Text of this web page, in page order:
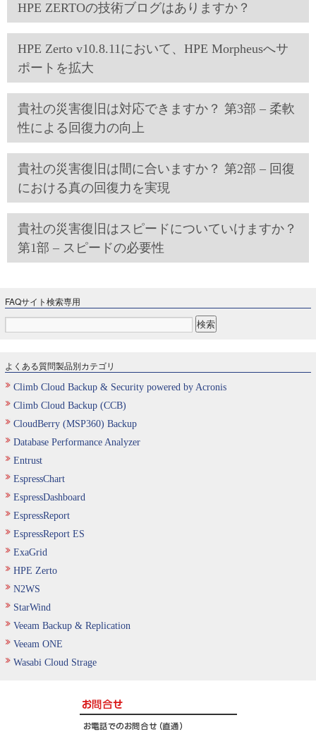
HPE ZERTOの技術ブログはありますか？
HPE Zerto v10.8.11において、HPE Morpheusへサ
ポートを拡大
貴社の災害復旧は対応できますか？ 第3部 – 柔軟
性による回復力の向上
貴社の災害復旧は間に合いますか？ 第2部 – 回復
における真の回復力を実現
貴社の災害復旧はスピードについていけますか？
第1部 – スピードの必要性
FAQサイト検索専用
よくある質問製品別カテゴリ
Climb Cloud Backup & Security powered by Acronis
Climb Cloud Backup (CCB)
CloudBerry (MSP360) Backup
Database Performance Analyzer
Entrust
EspressChart
EspressDashboard
EspressReport
EspressReport ES
ExaGrid
HPE Zerto
N2WS
StarWind
Veeam Backup & Replication
Veeam ONE
Wasabi Cloud Strage